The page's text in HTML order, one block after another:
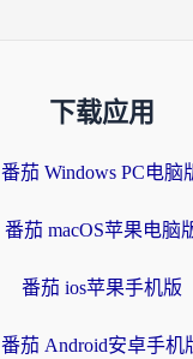
下载应用
番茄 Windows PC电脑
番茄 macOS苹果电脑
番茄 ios苹果手机版
番茄 Android安卓手机